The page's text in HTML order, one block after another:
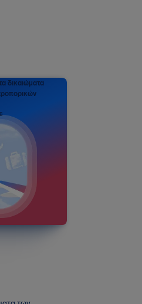
δικαιώματα